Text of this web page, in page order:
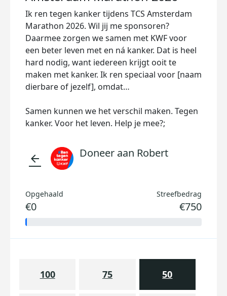
Ik ren tegen kanker tijdens TCS Amsterdam
Marathon 2026. Wil jij me sponsoren?
Daarmee zorgen we samen met KWF voor
een beter leven met en ná kanker. Dat is heel
hard nodig, want iedereen krijgt ooit te
maken met kanker. Ik ren speciaal voor [naam
dierbare of jezelf], omdat…
Samen kunnen we het verschil maken. Tegen
kanker. Voor het leven. Help je mee?;
arrow_back Doneer aan Robert
Opgehaald
€0
Streefbedrag
€750
100 75 50